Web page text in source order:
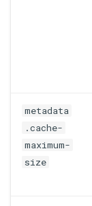
metadata
.cache-
maximum-
size